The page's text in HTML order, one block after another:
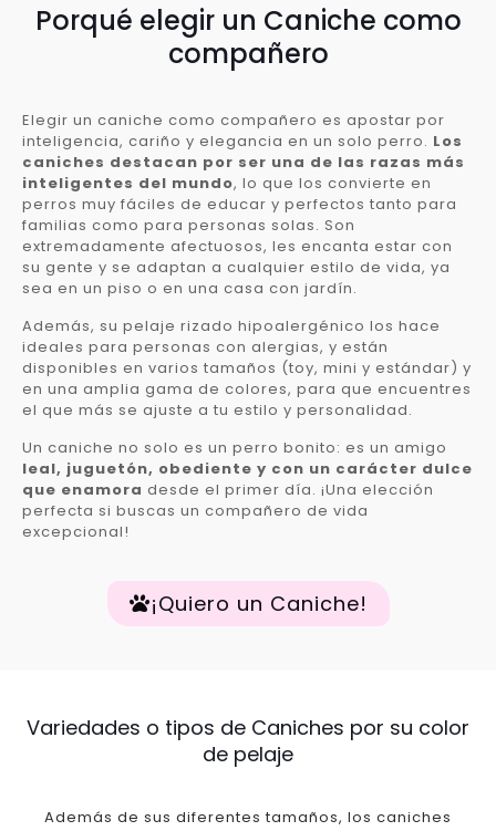
Porqué elegir un Caniche como
compañero
Elegir un caniche como compañero es apostar por
inteligencia, cariño y elegancia en un solo perro. Los
caniches destacan por ser una de las razas más
inteligentes del mundo, lo que los convierte en
perros muy fáciles de educar y perfectos tanto para
familias como para personas solas. Son
extremadamente afectuosos, les encanta estar con
su gente y se adaptan a cualquier estilo de vida, ya
sea en un piso o en una casa con jardín.
Además, su pelaje rizado hipoalergénico los hace
ideales para personas con alergias, y están
disponibles en varios tamaños (toy, mini y estándar) y
en una amplia gama de colores, para que encuentres
el que más se ajuste a tu estilo y personalidad.
Un caniche no solo es un perro bonito: es un amigo
leal, juguetón, obediente y con un carácter dulce
que enamora desde el primer día. ¡Una elección
perfecta si buscas un compañero de vida
excepcional!
¡Quiero un Caniche!
Variedades o tipos de Caniches por su color
de pelaje
Además de sus diferentes tamaños, los caniches